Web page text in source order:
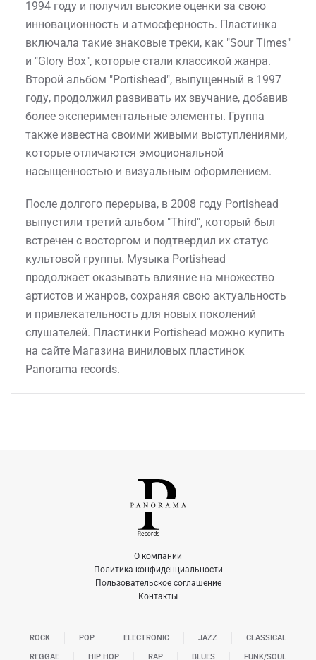
1994 году и получил высокие оценки за свою
инновационность и атмосферность. Пластинка
включала такие знаковые треки, как "Sour Times"
и "Glory Box", которые стали классикой жанра.
Второй альбом "Portishead", выпущенный в 1997
году, продолжил развивать их звучание, добавив
более экспериментальные элементы. Группа
также известна своими живыми выступлениями,
которые отличаются эмоциональной
насыщенностью и визуальным оформлением.
После долгого перерыва, в 2008 году Portishead
выпустили третий альбом "Third", который был
встречен с восторгом и подтвердил их статус
культовой группы. Музыка Portishead
продолжает оказывать влияние на множество
артистов и жанров, сохраняя свою актуальность
и привлекательность для новых поколений
слушателей. Пластинки Portishead можно купить
на сайте Магазина виниловых пластинок
Panorama records.
О компании
Политика конфиденциальности
Пользовательское соглашение
Контакты
ROCK POP ELECTRONIC JAZZ CLASSICAL
REGGAE HIP HOP RAP BLUES FUNK/SOUL